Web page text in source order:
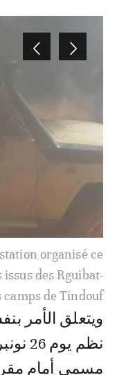
organisé ce
des Rguibat-
camps de Tindouf.
ويتعلق الأمر
مسمى أمام